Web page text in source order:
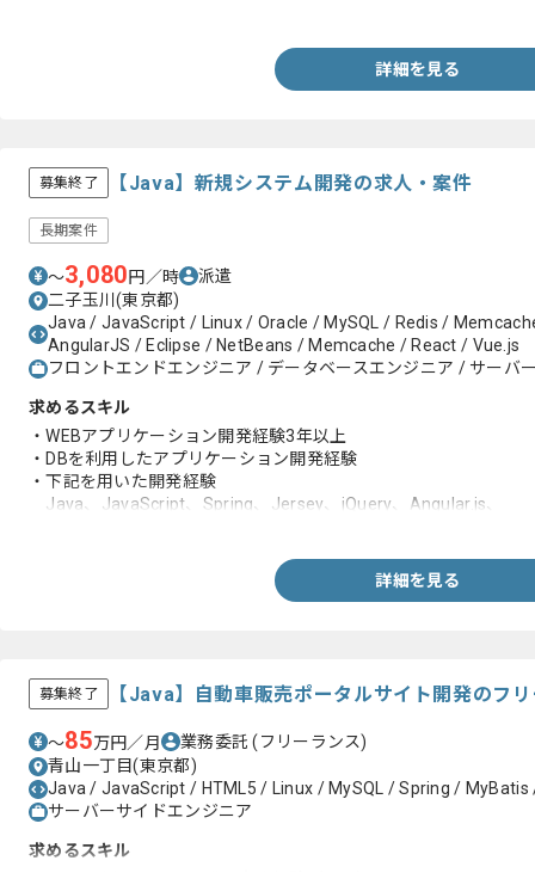
詳細を見る
募集終了 【Java】新規システム開発の求人・案件
長期案件
〜3,080円／時
派遣
二子玉川(東京都)
Java / JavaScript / Linux / Oracle / MySQL / Redis /
AngularJS / Eclipse / NetBeans / Memcache / React / Vue.js
フロントエンドエンジニア / データベースエンジニア / サーバ
求めるスキル
・WEBアプリケーション開発経験3年以上
・DBを利用したアプリケーション開発経験
・下記を用いた開発経験
Java、JavaScript、Spring、Jersey、jQuery、Angular.js、
詳細を見る
募集終了 【Java】自動車販売ポータルサイト開発のフ
〜85万円／月 業務委託(フリーランス)
青山一丁目(東京都)
Java / JavaScript / HTML5 / Linux / MySQL / Spring / MyBatis
サーバーサイドエンジニア
求めるスキル